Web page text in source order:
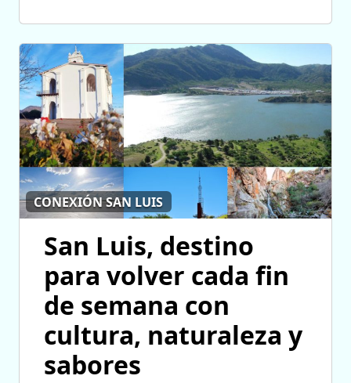
CONEXIÓN SAN LUIS
San Luis, destino
para volver cada fin
de semana con
cultura, naturaleza y
sabores